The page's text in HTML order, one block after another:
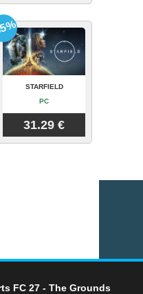
STARFIELD
PC
31.29 €
FC 27 - The Grounds